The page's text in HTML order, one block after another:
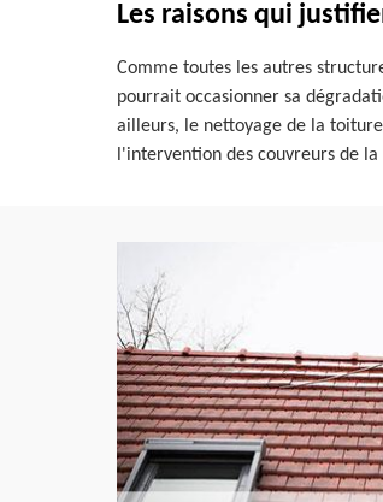
Les raisons qui
Comme toutes les autres
pourrait occasionner sa
ailleurs, le nettoyage de la
l'intervention des couvreurs de